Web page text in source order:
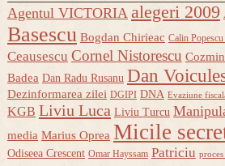
Agentul VICTORIA alegeri 2009
Basescu Bogdan Chirieac Calin Popescu
Ceausescu Cornel Nistorescu
Badea Dan Radu Rusanu Dan
Dezinformarea zilei DGIPI DNA Evaziune
KGB Liviu Luca Liviu Turcu
media Marius Oprea Micile
Odiseea Crescent Omar Hayssam Patriciu